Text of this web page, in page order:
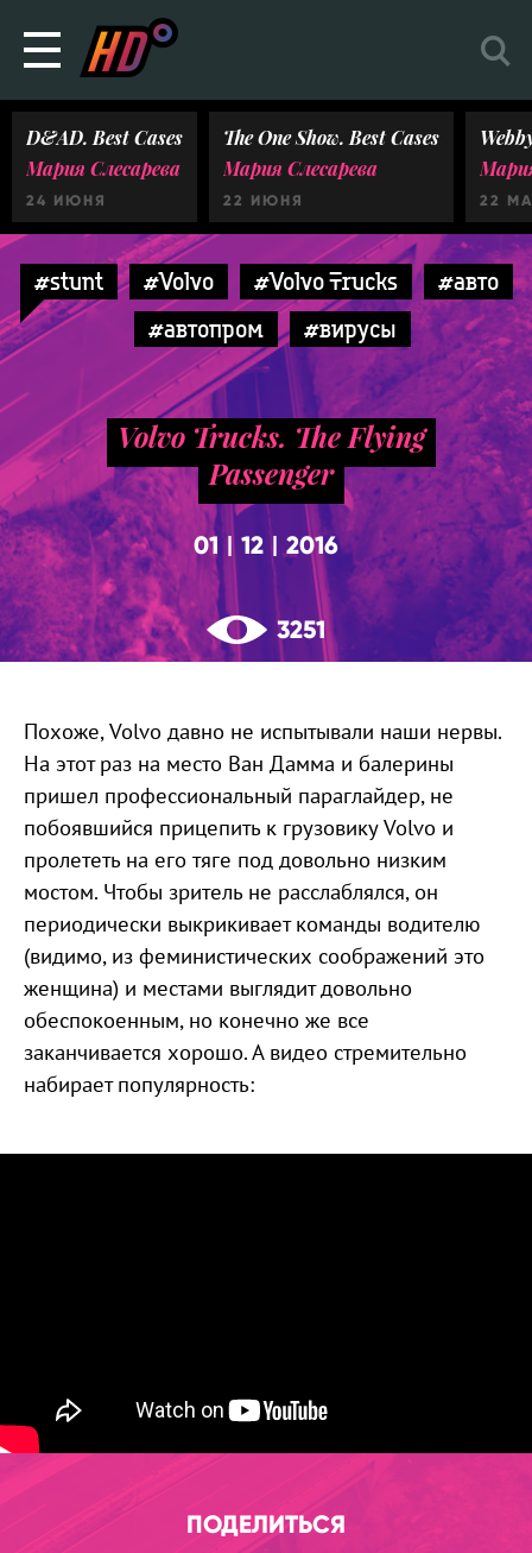
D&AD. Best Cases
Мария Слесарева
24 ИЮНЯ
The One Show. Best Cases
Мария Слесарева
22 ИЮНЯ 22
#stunt #Volvo #Volvo Trucks
#авто
#автопром
#вирусы
Volvo Trucks. The Flying
Passenger
01 12 2016
3251
Похоже, Volvo давно не испытывали наши нервы.
На этот раз на место Ван Дамма и балерины
пришел профессиональный параглайдер, не
побоявшийся прицепить к грузовику Volvo и
пролететь на его тяге под довольно низким
мостом. Чтобы зритель не расслаблялся, он
периодически выкрикивает команды водителю
(видимо, из феминистических соображений это
женщина) и местами выглядит довольно
обеспокоенным, но конечно же все
заканчивается хорошо. А видео стремительно
набирает популярность:
ПОДЕЛИТЬСЯ